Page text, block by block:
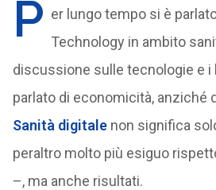
P er lungo tempo si è
Technology in ambito
discussione sulle tecnologie e i
parlato di economicità, anziché
Sanità digitalenon significa
peraltro molto più esiguo
–, ma anche risultati.